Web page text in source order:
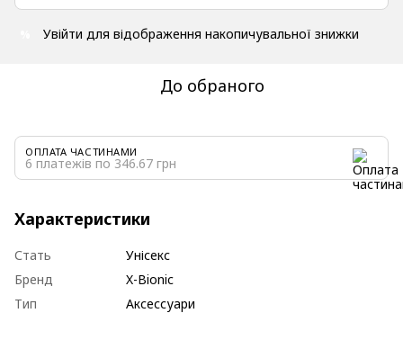
Увійти для відображення накопичувальної знижки
До обраного
ОПЛАТА ЧАСТИНАМИ
6 платежів по 346.67 грн
Характеристики
Стать
Унісекс
Бренд
X-Bionic
Тип
Аксессуари